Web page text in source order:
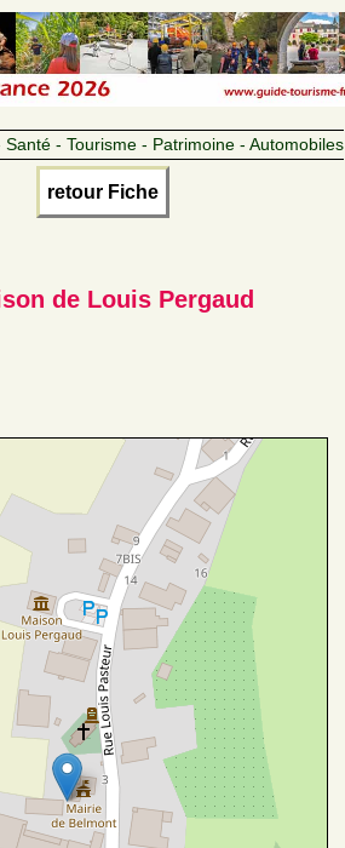
Santé - Tourisme - Patrimoine - Automobiles
retour Fiche
de Louis Pergaud